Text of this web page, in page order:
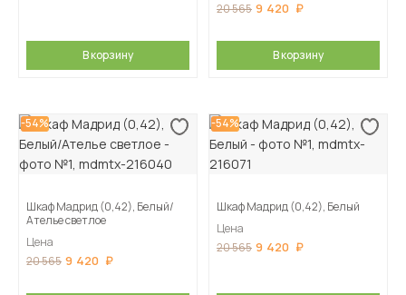
В корзину
20 565 9 420
В корзину
-54%
Шкаф Мадрид (0,42), Белый/
Ателье светлое
Цена
20 565 9 420
-54%
Шкаф Мадрид (0,42), Белый
Цена
20 565 9 420